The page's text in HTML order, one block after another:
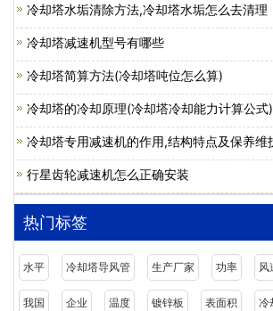
冷却塔水垢清除方法,冷却塔水垢怎么去清理
冷却塔减速机型号有哪些
冷却塔简算方法(冷却塔吨位怎么算)
冷却塔的冷却原理(冷却塔冷却能力计算公式)
冷却塔专用减速机的作用,结构特点及保养维
行星齿轮减速机怎么正确安装
热门标签
水平 冷却塔导风管 生产厂家 功率 风
我国 企业 温度 镀锌板 表面积 冷